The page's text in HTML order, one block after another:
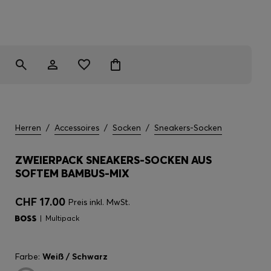
Herren / Accessoires / Socken / Sneakers-Socken
ZWEIERPACK SNEAKERS-SOCKEN AUS
SOFTEM BAMBUS-MIX
CHF 17.00 Preis inkl. MwSt.
Multipack
Farbe: Weiß / Schwarz